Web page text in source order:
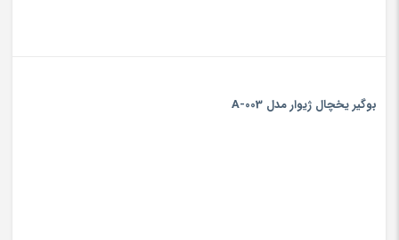
بوگیر یخچال ژیوار مدل A-003